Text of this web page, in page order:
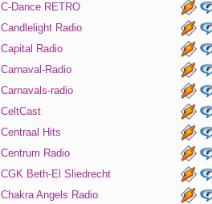
C-Dance RETRO
Candlelight Radio
Capital Radio
Carnaval-Radio
Carnavals-radio
CeltCast
Centraal Hits
Centrum Radio
CGK Beth-El Sliedrecht
Chakra Angels Radio